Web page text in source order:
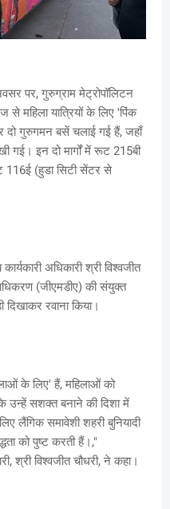
पर, गुरुग्राम मेट्रोपॉलिटन
महिला यात्रियों के लिए 'पिंक
दो गुरुगमन बसें चलाई गई हैं, जहाँ
गई। इन दो मार्गों में रूट 215बी
(हुडा सिटी सेंटर से
अधिकारी श्री विश्वजीत
(जीएमडीए) की संयुक्त
रवाना किया।
के लिए' हैं, महिलाओं को
उन्हें सशक्त बनाने की दिशा में
लैंगिक समावेशी शहरी बुनियादी
को पुष्ट करती हैं।,"
श्री विश्वजीत चौधरी, ने कहा।